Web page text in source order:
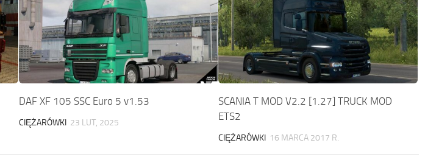
DAF XF 105 SSC Euro 5 v1.53
CIĘŻARÓWKI 23 LUT, 2025
SCANIA T MOD V2.2 [1.27] TRUCK MOD
ETS2
CIĘŻARÓWKI 16 MARCA 2017 R.